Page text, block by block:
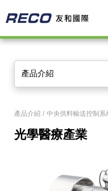
產品介紹
產品介紹 / 中央供料輸送控制
光學醫療產業